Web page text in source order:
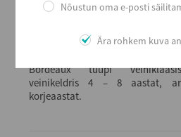
EAN
Serveerimine
Bordeaux tüüpi
veinikeldris 4 – 8 aastat,
korjeaastat.
Nõustun oma e-posti
Ära rohkem kuva